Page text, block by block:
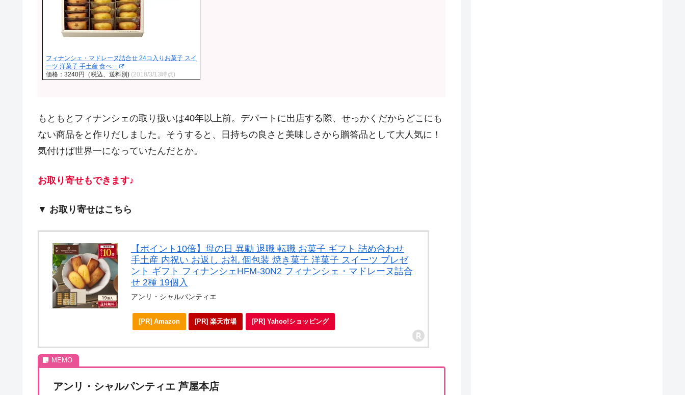
フィナンシェ・マドレーヌ詰合せ 24コ入りお菓子 スイ
ーツ 洋菓子 手土産 食べ…
価格：3240円（税込、送料別) (2018/3/13時点)
もともとフィナンシェの取り扱いは40年以上前。デパートに出店する際、せっかくだからどこにも
ない商品をと作りだしました。そうすると、日持ちの良さと美味しさから贈答品として大人気に！
気付けば世界一になっていたんだとか。
お取り寄せもできます♪
▼ お取り寄せはこちら
【ポイント10倍】母の日 異動 退職 転職 お菓子 ギフト 詰め合わせ
手土産 内祝い お返し お礼 個包装 焼き菓子 洋菓子 スイーツ プレゼ
ント ギフト フィナンシェHFM-30N2 フィナンシェ・マドレーヌ詰合
せ 2種 19個入
アンリ・シャルパンティエ
[PR] Amazon [PR] 楽天市場 [PR] Yahoo!ショッピング
アンリ・シャルパンティエ 芦屋本店